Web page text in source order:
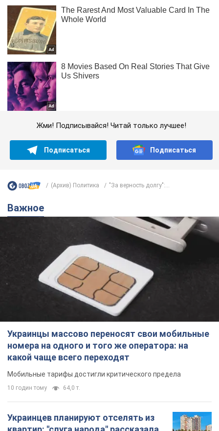
Жми! Подписывайся! Читай только лучшее!
Подписаться Подписаться
(Архив) Политика "За верность долгу":...
Важное
Украинцы массово переносят свои мобильные
номера на одного и того же оператора: на
какой чаще всего переходят
Мобильные тарифы достигли критического предела
10 годин тому 64,0 т.
Украинцев планируют отселять из